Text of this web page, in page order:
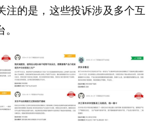
注的是，这些投诉涉及多个互